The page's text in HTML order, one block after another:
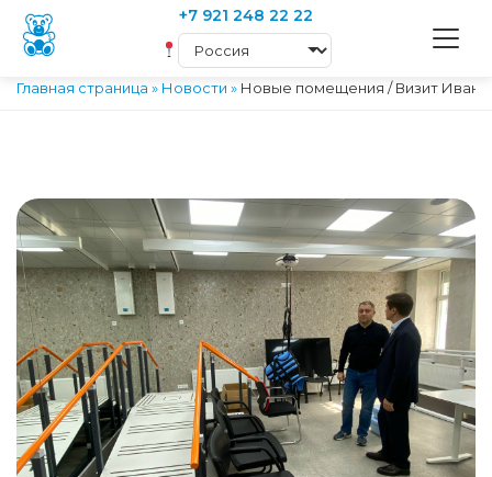
+7 921 248 22 22
Главная страница » Новости » Новые помещения / Визит